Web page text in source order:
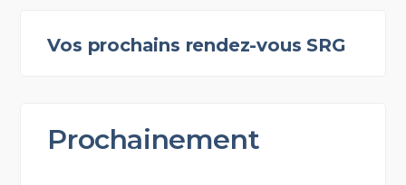
Vos prochains rendez-vous SRG
Prochainement